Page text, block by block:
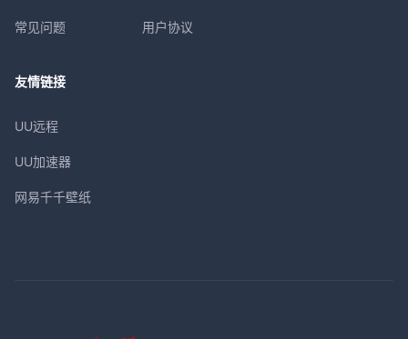
常见问题 用户协议
友情链接
UU远程
UU加速器
网易千千壁纸